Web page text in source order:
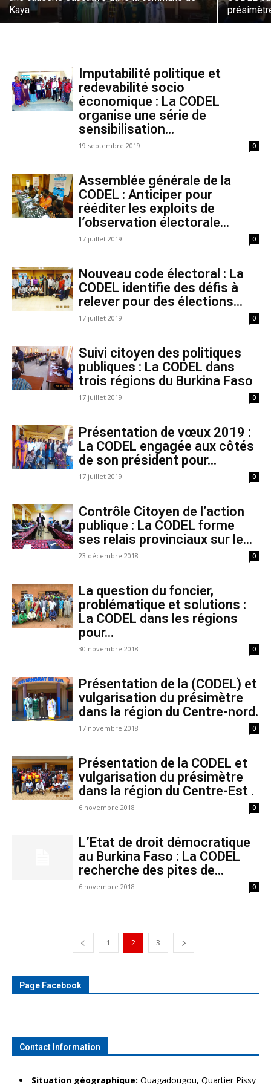
Kaya
Imputabilité politique et
redevabilité socio
économique : La CODEL
organise une série de
sensibilisation...
19 septembre 2019 0
Assemblée générale de la
CODEL : Anticiper pour
rééditer les exploits de
l’observation électorale...
17 juillet 2019 0
Nouveau code électoral : La
CODEL identifie des défis à
relever pour des élections...
17 juillet 2019 0
Suivi citoyen des politiques
publiques : La CODEL dans
trois régions du Burkina Faso
17 juillet 2019 0
Présentation de vœux 2019 :
La CODEL engagée aux côtés
de son président pour...
17 juillet 2019 0
Contrôle Citoyen de l’action
publique : La CODEL forme
ses relais provinciaux sur le...
23 décembre 2018 0
La question du foncier,
problématique et solutions :
La CODEL dans les régions
pour...
30 novembre 2018 0
Présentation de la (CODEL) et
vulgarisation du présimètre
dans la région du Centre-nord.
17 novembre 2018 0
Présentation de la CODEL et
vulgarisation du présimètre
dans la région du Centre-Est .
6 novembre 2018 0
L’Etat de droit démocratique
au Burkina Faso : La CODEL
recherche des pites de...
6 novembre 2018 0
1 2 3
Page Facebook
Contact Information
Situation géographique: Ouagadougou, Quartier Pissy